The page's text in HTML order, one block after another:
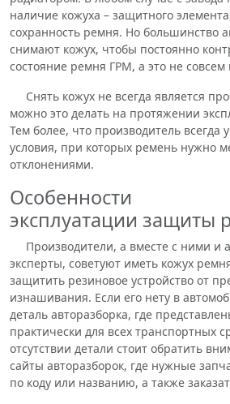
наличие кожуха – защитного
сохранность ремня. Но большинство
снимают кожух, чтобы постоянно
состояние ремня ГРМ, а это не совсем
Снять кожух не всегда является
можно это делать на протяжении
Тем более, что производитель всегда
условия, при которых ремень нужно
отклонениями.
Особенности
эксплуатации защиты
Производители, а вместе с ними и
эксперты, советуют иметь кожух
защитить резиновое устройство от
изнашивания. Если его нету в
деталь авторазборка, где
практически для всех транспортных
отсутствии детали стоит обратить
сайты авторазборок, где нужные
по коду или названию, а также